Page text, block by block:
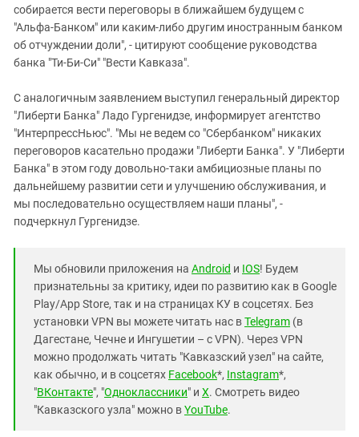
собирается вести переговоры в ближайшем будущем с
"Альфа-Банком" или каким-либо другим иностранным банком
об отчуждении доли", - цитируют сообщение руководства
банка "Ти-Би-Си" "Вести Кавказа".
С аналогичным заявлением выступил генеральный директор
"Либерти Банка" Ладо Гургенидзе, информирует агентство
"ИнтерпрессНьюс". "Мы не ведем со "Сбербанком" никаких
переговоров касательно продажи "Либерти Банка". У "Либерти
Банка" в этом году довольно-таки амбициозные планы по
дальнейшему развитии сети и улучшению обслуживания, и
мы последовательно осуществляем наши планы", -
подчеркнул Гургенидзе.
Мы обновили приложения на Android и IOS! Будем
признательны за критику, идеи по развитию как в Google
Play/App Store, так и на страницах КУ в соцсетях. Без
установки VPN вы можете читать нас вTelegram (в
Дагестане, Чечне и Ингушетии – с VPN). Через VPN
можно продолжать читать "Кавказский узел" на сайте,
как обычно, и в соцсетях Facebook*, Instagram*,
"ВКонтакте", "Одноклассники" и X. Смотреть видео
"Кавказского узла" можно вYouTube.